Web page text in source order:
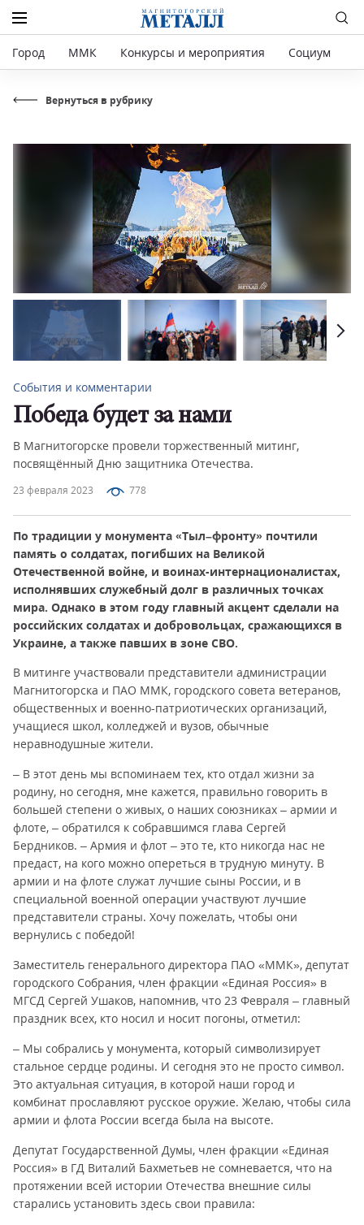
Город ММК Конкурсы и мероприятия Социум
Вернуться в рубрику
23 февраля 2023 778
События и комментарии
Победа будет за нами
В Магнитогорске провели торжественный митинг,
посвящённый Дню защитника Отечества.
По традиции у монумента «Тыл–фронту» почтили
память о солдатах, погибших на Великой
Отечественной войне, и воинах-интернационалистах,
исполнявших служебный долг в различных точках
мира. Однако в этом году главный акцент сделали на
российских солдатах и добровольцах, сражающихся в
Украине, а также павших в зоне СВО.
В митинге участвовали представители администрации
Магнитогорска и ПАО ММК, городского совета ветеранов,
общественных и военно-патриотических организаций,
учащиеся школ, колледжей и вузов, обычные
неравнодушные жители.
– В этот день мы вспоминаем тех, кто отдал жизни за
родину, но сегодня, мне кажется, правильно говорить в
большей степени о живых, о наших союзниках – армии и
флоте, – обратился к собравшимся глава Сергей
Бердников. – Армия и флот – это те, кто никогда нас не
предаст, на кого можно опереться в трудную минуту. В
армии и на флоте служат лучшие сыны России, и в
специальной военной операции участвуют лучшие
представители страны. Хочу пожелать, чтобы они
вернулись с победой!
Заместитель генерального директора ПАО «ММК», депутат
городского Собрания, член фракции «Единая Россия» в
МГСД Сергей Ушаков, напомнив, что 23 Февраля – главный
праздник всех, кто носил и носит погоны, отметил:
– Мы собрались у монумента, который символизирует
стальное сердце родины. И сегодня это не просто символ.
Это актуальная ситуация, в которой наши город и
комбинат прославляют русское оружие. Желаю, чтобы сила
армии и флота России всегда была на высоте.
Депутат Государственной Думы, член фракции «Единая
Россия» в ГД Виталий Бахметьев не сомневается, что на
протяжении всей истории Отечества внешние силы
старались установить здесь свои правила: